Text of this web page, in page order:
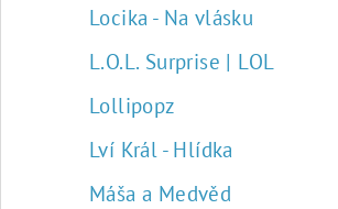
Locika - Na vlásku
L.O.L. Surprise | LOL
Lollipopz
Lví Král - Hlídka
Máša a Medvěd